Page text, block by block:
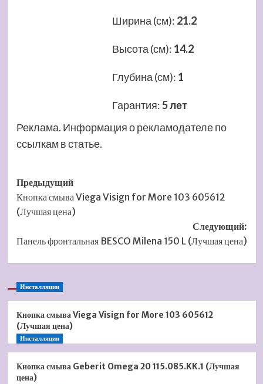
Ширина (см): 21.2
Высота (см): 14.2
Глубина (см): 1
Гарантия:5 лет
Реклама. Информация о рекламодателе по
ссылкам в статье.
Навигация
записи
Предыдущий
Кнопка смыва Viega Visign for More 103 605612
(Лучшая цена)
Следующий:
Панель фронтальная BESCO Milena 150 L (Лучшая цена)
Инсталляции
Кнопка смыва Viega Visign for More 103 605612
(Лучшая цена)
Инсталляции
Кнопка смыва Geberit Omega 20 115.085.KK.1 (Лучшая
цена)